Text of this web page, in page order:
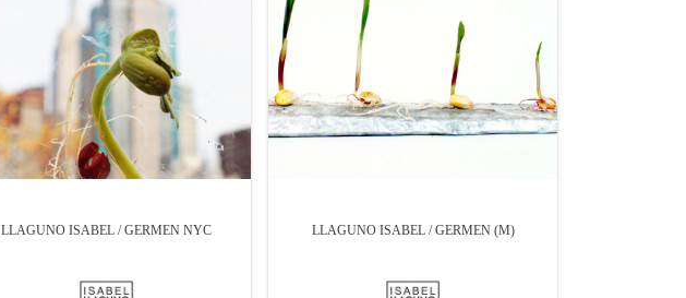
LLAGUNO ISABEL / GERMEN NYC LLAGUNO ISABEL / GERMEN (M)